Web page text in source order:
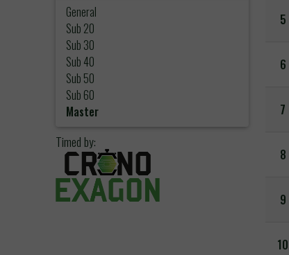
General
Sub 20
Sub 30
Sub 40
Sub 50
Sub 60
Master
Timed by:
5
6
7
8
9
10